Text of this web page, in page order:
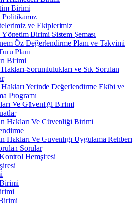
Birimi
ve Ekiplerimiz
Birimi Sistem Şeması
Öz Değerlendirme Planı ve Takvimi
Planı
Birimi
Sorumlulukları ve Sık Sorulan
Hakları Yerinde Değerlendirme Ekibi ve
Programı
Ve Güvenliği Birimi
Hakları Ve Güvenliği Birimi
Hakları Ve Güvenliği Uygulama Rehberi
Sorular
Hemşiresi